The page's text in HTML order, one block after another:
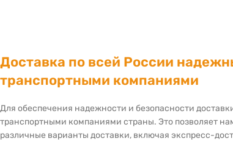
Доставка по всей России
транспортными компаниями
Для обеспечения надежности и безопасности
транспортными компаниями страны. Это позволяет
различные варианты доставки, включая экспресс-